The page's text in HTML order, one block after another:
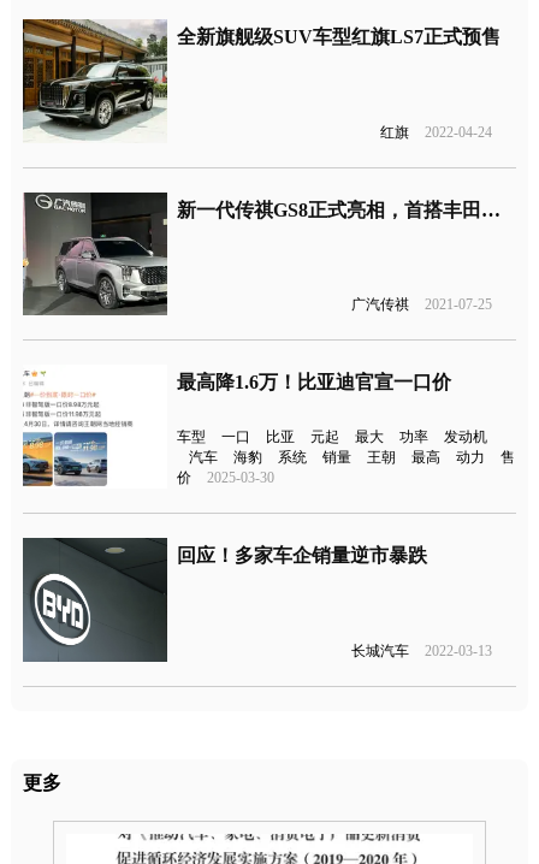
全新旗舰级SUV车型红旗LS7正式预售
红旗 2022-04-24
新一代传祺GS8正式亮相，首搭丰田混动系统
广汽传祺 2021-07-25
最高降1.6万！比亚迪官宣一口价
车型 一口 比亚 元起 最大 功率
发动机
汽车
海豹 系统 销量 王朝 最高 动力
售
价
2025-03-30
回应！多家车企销量逆市暴跌
长城汽车 2022-03-13
更多